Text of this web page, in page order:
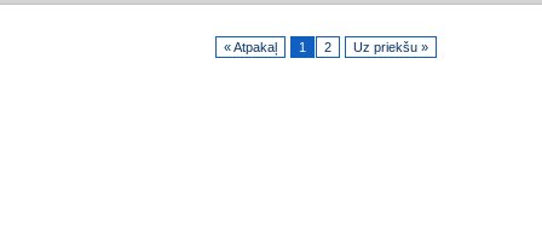
« Atpakaļ 1 2 Uz priekšu »